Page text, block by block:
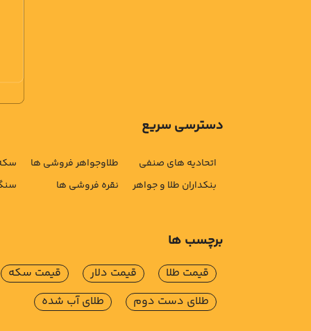
دسترسی سریع
اتحادیه های صنفی
بنکداران طلا و جواهر
طلاوجواهر فروشی ها
نقره فروشی ها
برچسب ها
قیمت طلا قیمت دلار
قیمت سکه
طلای دست دوم
طلای آب شده